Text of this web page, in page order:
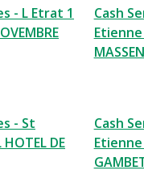
- L Etrat 1
Cash
Etienne
- St
DE
Cash
Etienne